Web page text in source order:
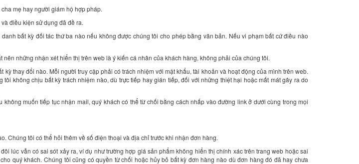
mẹ hay người giám hộ hợp pháp.
điều kiện sử dụng đã đề ra.
bất kỳ đối tác thứ ba nào nếu không được chúng tôi cho phép bằng văn bản. Nếu vi phạm bất cứ điều nào
những nhận xét hiển thị trên web là ý kiến cá nhân của khách hàng, không phải của chúng tôi.
thay đổi nào. Mỗi người truy cập phải có trách nhiệm với mật khẩu, tài khoản và hoạt động của mình trên web.
không chịu bất kỳ trách nhiệm nào, dù trực tiếp hay gián tiếp, đối với những thiệt hại hoặc mất mát gây ra do
muốn tiếp tục nhận mail, quý khách có thể từ chối bằng cách nhấp vào đường link ở dưới cùng trong mọi
Chúng tôi có thể hỏi thêm về số điện thoại và địa chỉ trước khi nhận đơn hàng.
lúc vẫn có sai sót xảy ra, ví dụ như trường hợp giá sản phẩm không hiển thị chính xác trên trang web hoặc sai
quý khách. Chúng tôi cũng có quyền từ chối hoặc hủy bỏ bất kỳ đơn hàng nào dù đơn hàng đó đã hay chưa